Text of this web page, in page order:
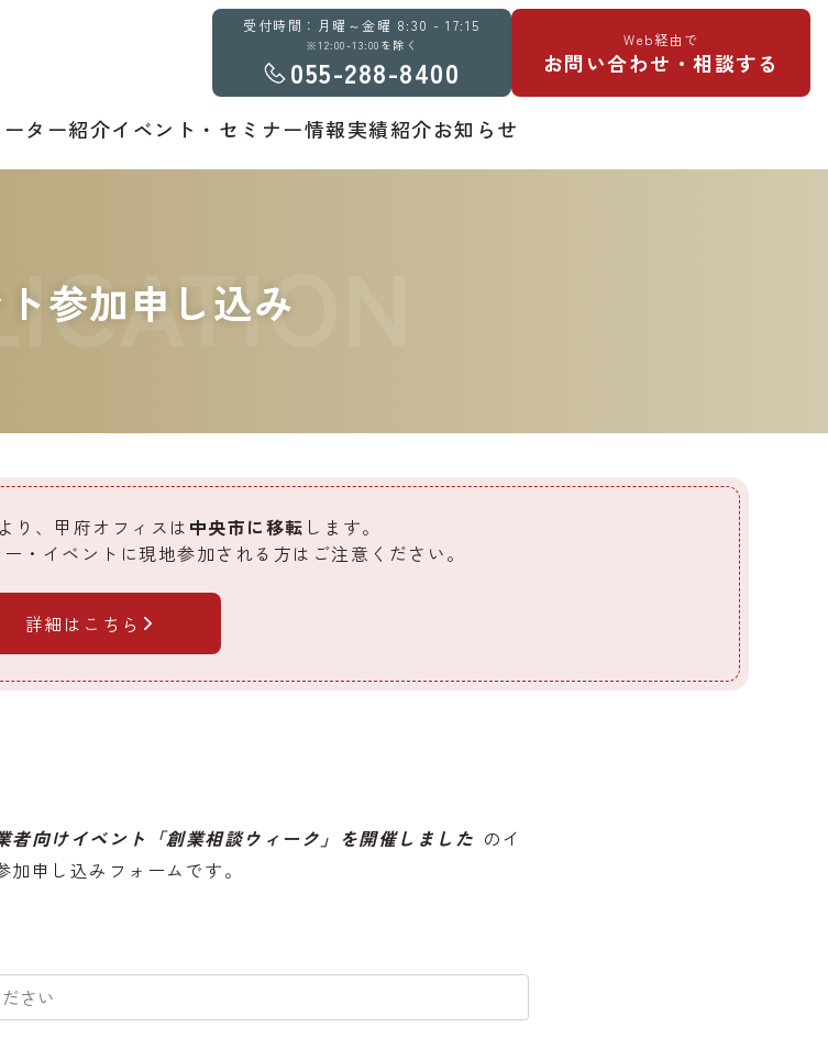
受付時間：月曜～金曜 8:30 - 17:15
※12:00-13:00を除く
055-288-8400
Web経由で
お問い合わせ・相談する
ター紹介イベント・セミナー情報実績紹介お知らせ
参加申し込み
より、甲府オフィスは 中央市に移転 します。
・イベントに現地参加される方はご注意ください。
詳細はこちら
者向けイベント「創業相談ウィーク」を開催しました のイ
加申し込みフォームです。